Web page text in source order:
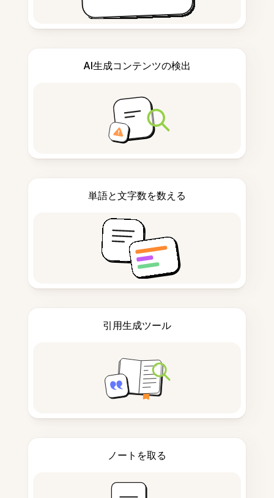
AI生成コンテンツの検出
単語と文字数を数える
引用生成ツール
ノートを取る